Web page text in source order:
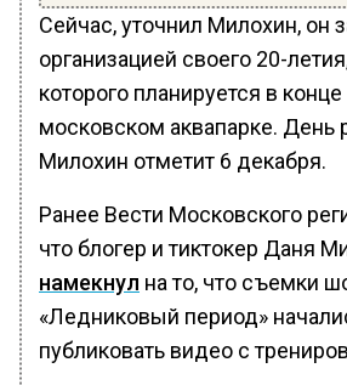
Сейчас, уточнил Милохин, он
организацией своего 20-
которого планируется в
московском аквапарке. День
Милохин отметит 6 декабря.
Ранее Вести Московского
что блогер и тиктокер Даня
намекнул на то, что съемки
«Ледниковый период»
публиковать видео с